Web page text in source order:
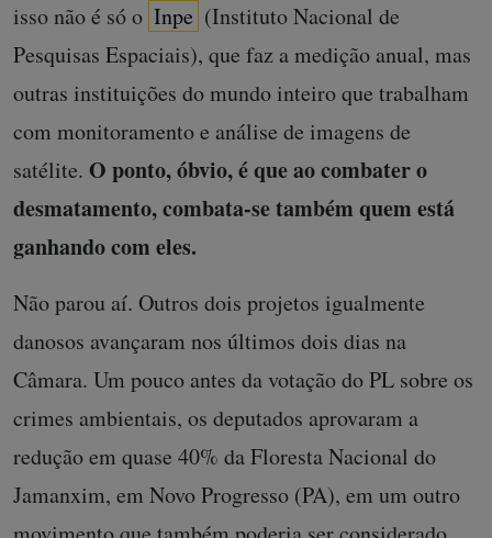
isso não é só o Inpe (Instituto Nacional de
Pesquisas Espaciais), que faz a medição anual, mas
outras instituições do mundo inteiro que trabalham
com monitoramento e análise de imagens de
satélite. O ponto, óbvio, é que ao combater o
desmatamento, combata-se também quem está
ganhando com eles.
Não parou aí. Outros dois projetos igualmente
danosos avançaram nos últimos dois dias na
Câmara. Um pouco antes da votação do PL sobre os
crimes ambientais, os deputados aprovaram a
redução em quase 40% da Floresta Nacional do
Jamanxim, em Novo Progresso (PA), em um outro